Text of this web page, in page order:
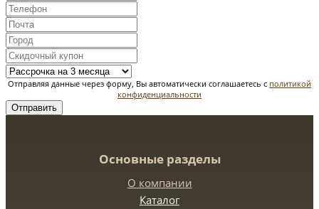
Отправляя данные через форму, Вы автоматически соглашаетесь с политикой
конфиденциальности
Отправить
Основные разделы
О компании
Каталог